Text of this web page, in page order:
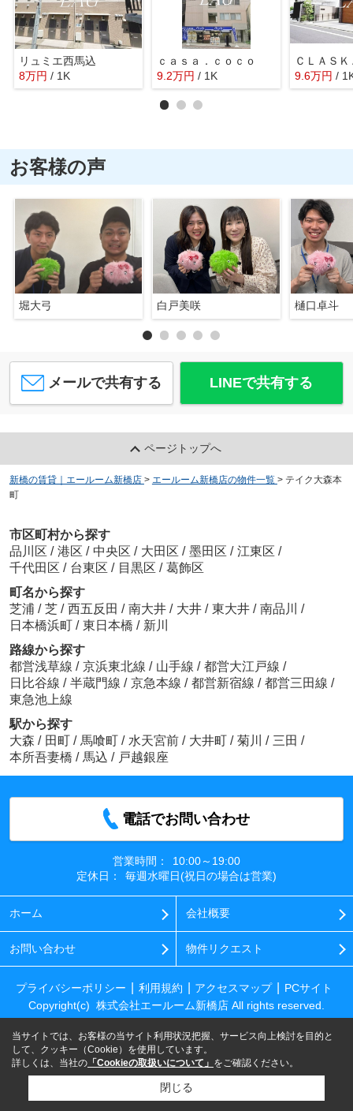
リュミエ西馬込
8万円 / 1K
ｃａｓａ．ｃｏｃｏ
9.2万円 / 1K
ＣＬＡＳＫ
9.6万円 /
お客様の声
堀大弓 白戸美咲 樋口卓斗
メールで共有する LINEで共有する
ページトップへ
新橋の賃貸｜エールーム新橋店 > エールーム新橋店の物件一覧 > テイク大森本
町
市区町村から探す
品川区 / 港区 / 中央区 / 大田区 / 墨田区 / 江東区 /
千代田区 / 台東区 / 目黒区 / 葛飾区
町名から探す
芝浦 / 芝 / 西五反田 / 南大井 / 大井 / 東大井 / 南品川 /
日本橋浜町 / 東日本橋 / 新川
路線から探す
都営浅草線 / 京浜東北線 / 山手線 / 都営大江戸線 /
日比谷線 / 半蔵門線 / 京急本線 / 都営新宿線 / 都営三田線 /
東急池上線
駅から探す
大森 / 田町 / 馬喰町 / 水天宮前 / 大井町 / 菊川 / 三田 /
本所吾妻橋 / 馬込 / 戸越銀座
電話でお問い合わせ
営業時間：
10:00～19:00
定休日：
毎週水曜日(祝日の場合は営業)
ホーム 会社概要
お問い合わせ 物件リクエスト
プライバシーポリシー 利用規約 アクセスマップ
PCサイト
Copyright(c) 株式会社エールーム新橋店 All rights reserved.
当サイトでは、お客様の当サイト利用状況把握、サービス向上検討を目的と
して、クッキー（Cookie）を使用しています。
詳しくは、当社の 「Cookieの取扱いについて」 をご確認ください。
閉じる